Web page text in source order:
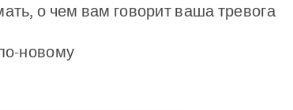
о чем вам говорит ваша тревога
новому